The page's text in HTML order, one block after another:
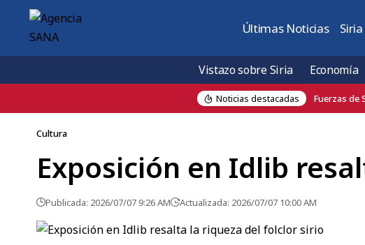
Últimas Noticias Siria
Vistazo sobre Siria Economía
Noticias destacadas Embajador
Cultura
Exposición en Idlib
Publicada: 2026/07/07 9:26 AM Actualizada: 2026/07/07 10:00 AM